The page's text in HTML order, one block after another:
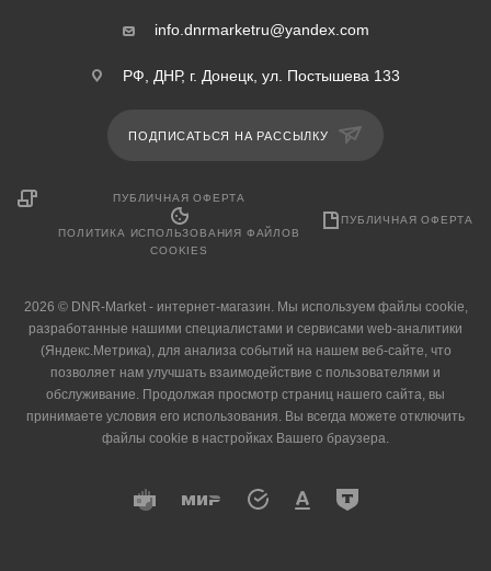
info.dnrmarketru@yandex.com
РФ, ДНР, г. Донецк, ул. Постышева 133
ПОДПИСАТЬСЯ НА РАССЫЛКУ
ПУБЛИЧНАЯ ОФЕРТА
ПОЛИТИКА ИСПОЛЬЗОВАНИЯ ФАЙЛОВ
COOKIES
ПУБЛИЧНАЯ ОФЕРТА
2026 © DNR-Market - интернет-магазин. Мы используем файлы cookie,
разработанные нашими специалистами и сервисами web-аналитики
(Яндекс.Метрика), для анализа событий на нашем веб-сайте, что
позволяет нам улучшать взаимодействие с пользователями и
обслуживание. Продолжая просмотр страниц нашего сайта, вы
принимаете условия его использования. Вы всегда можете отключить
файлы cookie в настройках Вашего браузера.